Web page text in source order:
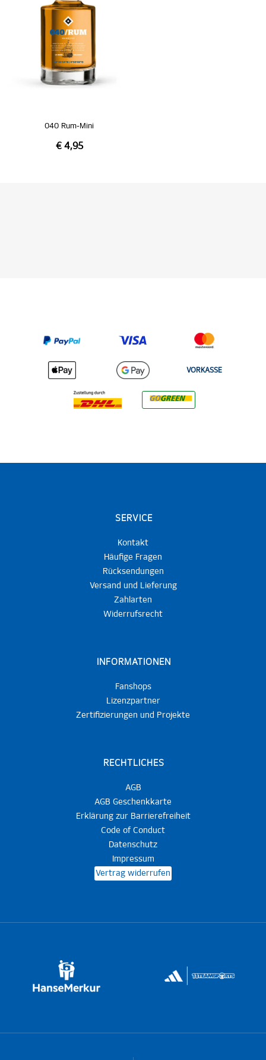
040 Rum-Mini
€ 4,95
VORKASSE
SERVICE
Kontakt
Häufige Fragen
Rücksendungen
Versand und Lieferung
Zahlarten
Widerrufsrecht
INFORMATIONEN
Fanshops
Lizenzpartner
Zertifizierungen und Projekte
RECHTLICHES
AGB
AGB Geschenkkarte
Erklärung zur Barrierefreiheit
Code of Conduct
Datenschutz
Impressum
Vertrag widerrufen